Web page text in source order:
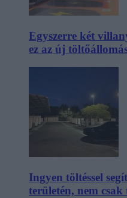
Egyszerre két
ez az új
Ingyen töltéssel
területén, nem csak